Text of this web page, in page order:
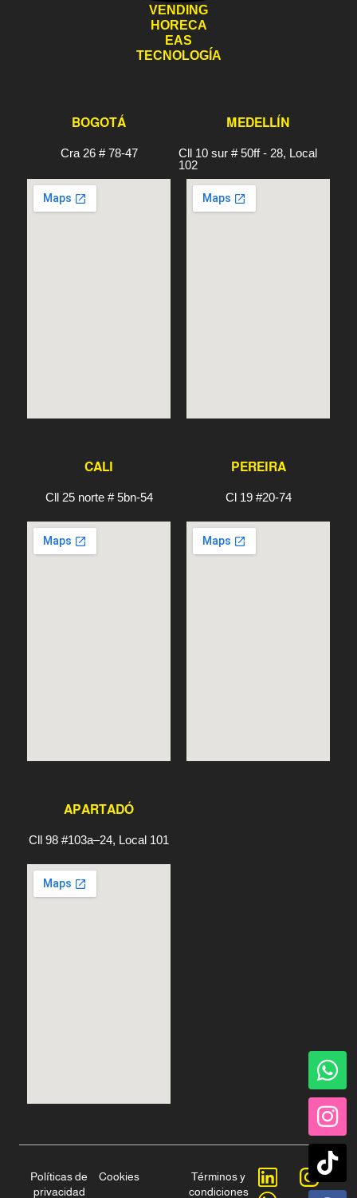
VENDING
HORECA
EAS
TECNOLOGÍA
BOGOTÁ
Cra 26 # 78-47
MEDELLÍN
Cll 10 sur # 50ff - 28, Local
102
CALI
Cll 25 norte # 5bn-54
PEREIRA
Cl 19 #20-74
APARTADÓ
Cll 98 #103a–24, Local 101
Políticas de
privacidad
Cookies
Términos y
condiciones